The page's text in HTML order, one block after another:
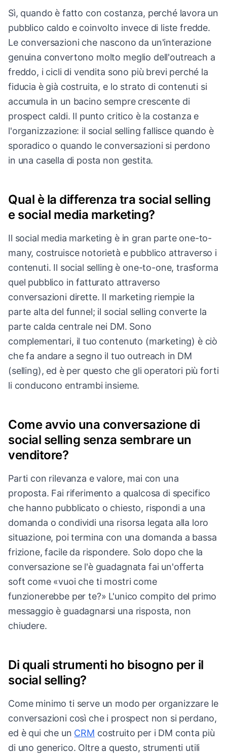
Sì, quando è fatto con costanza, perché lavora un
pubblico caldo e coinvolto invece di liste fredde.
Le conversazioni che nascono da un'interazione
genuina convertono molto meglio dell'outreach a
freddo, i cicli di vendita sono più brevi perché la
fiducia è già costruita, e lo strato di contenuti si
accumula in un bacino sempre crescente di
prospect caldi. Il punto critico è la costanza e
l'organizzazione: il social selling fallisce quando è
sporadico o quando le conversazioni si perdono
in una casella di posta non gestita.
Qual è la differenza tra social selling
e social media marketing?
Il social media marketing è in gran parte one-to-
many, costruisce notorietà e pubblico attraverso i
contenuti. Il social selling è one-to-one, trasforma
quel pubblico in fatturato attraverso
conversazioni dirette. Il marketing riempie la
parte alta del funnel; il social selling converte la
parte calda centrale nei DM. Sono
complementari, il tuo contenuto (marketing) è ciò
che fa andare a segno il tuo outreach in DM
(selling), ed è per questo che gli operatori più forti
li conducono entrambi insieme.
Come avvio una conversazione di
social selling senza sembrare un
venditore?
Parti con rilevanza e valore, mai con una
proposta. Fai riferimento a qualcosa di specifico
che hanno pubblicato o chiesto, rispondi a una
domanda o condividi una risorsa legata alla loro
situazione, poi termina con una domanda a bassa
frizione, facile da rispondere. Solo dopo che la
conversazione se l'è guadagnata fai un'offerta
soft come «vuoi che ti mostri come
funzionerebbe per te?» L'unico compito del primo
messaggio è guadagnarsi una risposta, non
chiudere.
Di quali strumenti ho bisogno per il
social selling?
Come minimo ti serve un modo per organizzare le
conversazioni così che i prospect non si perdano,
ed è qui che un CRM costruito per i DM conta più
di uno generico. Oltre a questo, strumenti utili